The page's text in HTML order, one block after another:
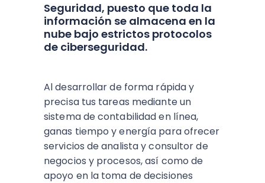
Seguridad, puesto que toda la
información se almacena en la
nube bajo estrictos protocolos
de ciberseguridad.
Al desarrollar de forma rápida y
precisa tus tareas mediante un
sistema de contabilidad en línea,
ganas tiempo y energía para ofrecer
servicios de analista y consultor de
negocios y procesos, así como de
apoyo en la toma de decisiones